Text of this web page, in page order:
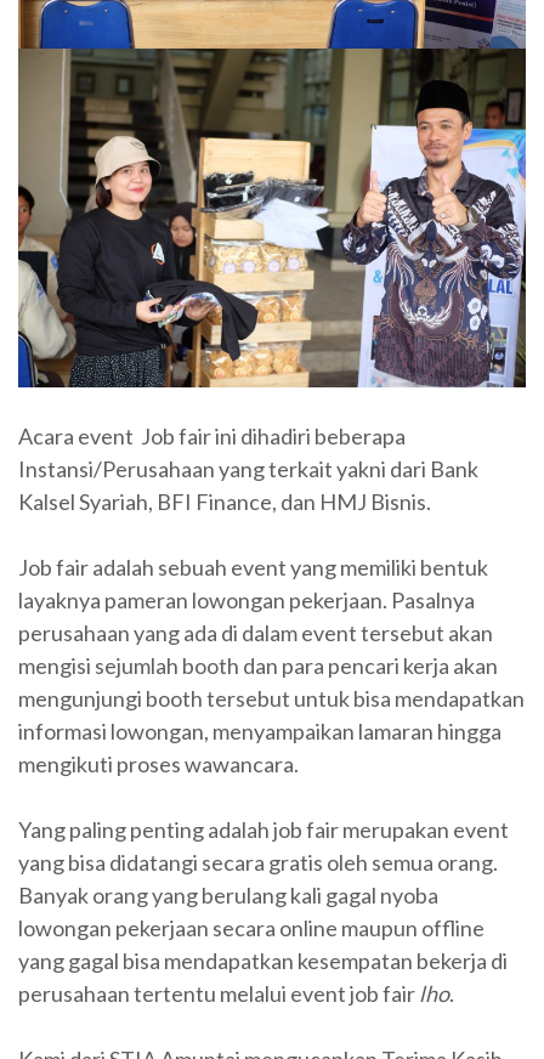
Acara event Job fair ini dihadiri beberapa
Instansi/Perusahaan yang terkait yakni dari Bank
Kalsel Syariah, BFI Finance, dan HMJ Bisnis.
Job fair adalah sebuah event yang memiliki bentuk
layaknya pameran lowongan pekerjaan. Pasalnya
perusahaan yang ada di dalam event tersebut akan
mengisi sejumlah booth dan para pencari kerja akan
mengunjungi booth tersebut untuk bisa mendapatkan
informasi lowongan, menyampaikan lamaran hingga
mengikuti proses wawancara.
Yang paling penting adalah job fair merupakan event
yang bisa didatangi secara gratis oleh semua orang.
Banyak orang yang berulang kali gagal nyoba
lowongan pekerjaan secara online maupun offline
yang gagal bisa mendapatkan kesempatan bekerja di
perusahaan tertentu melalui event job fair lho.